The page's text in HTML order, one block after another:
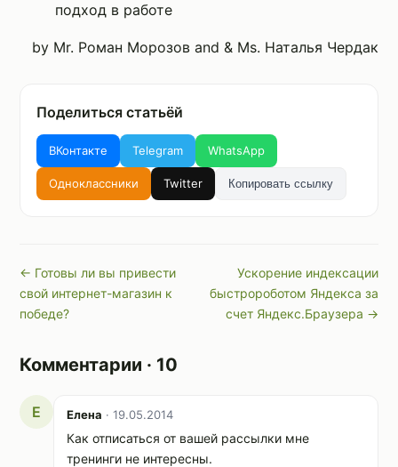
подход в работе
by Mr. Роман Морозов and & Ms. Наталья Чердак
Поделиться статьёй
ВКонтакте Telegram WhatsApp
Одноклассники Twitter Копировать ссылку
← Готовы ли вы привести
свой интернет-магазин к
победе?
Ускорение индексации
быстророботом Яндекса за
счет Яндекс.Браузера →
Комментарии · 10
Е Елена · 19.05.2014
Как отписаться от вашей рассылки мне
тренинги не интересны.